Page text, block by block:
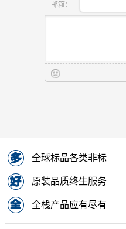
邮箱：
全球标品各类非标
原装品质终生服务
全栈产品应有尽有